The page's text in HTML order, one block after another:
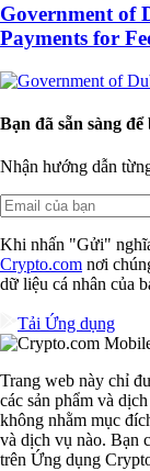
Government of
Payments for
Bạn đã sẵn sàng
Nhận hướng dẫn
Khi nhấn "Gửi"
Crypto.com nơi
dữ liệu cá nhân của
Tải Ứng dụng
Trang web này chỉ
các sản phẩm và
không nhằm mục
và dịch vụ nào. Bạn
trên Ứng dụng